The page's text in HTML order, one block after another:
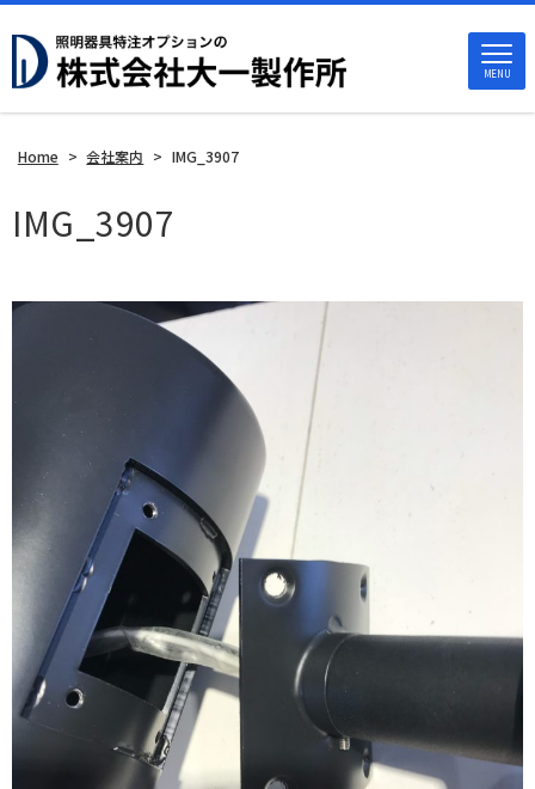
MENU
Home > 会社案内 > IMG_3907
IMG_3907